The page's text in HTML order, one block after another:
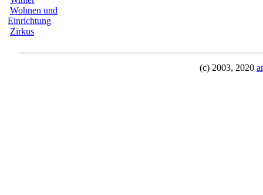
Wohnen und
Einrichtung
Zirkus
(c) 2003, 2020